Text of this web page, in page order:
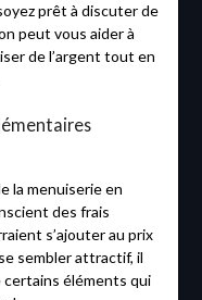
prêt à discuter de
peut vous aider à
de l’argent tout en
la menuiserie en
des frais
s’ajouter au prix
sembler attractif, il
éléments qui